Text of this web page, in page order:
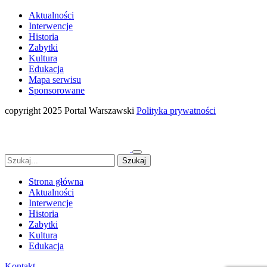
Aktualności
Interwencje
Historia
Zabytki
Kultura
Edukacja
Mapa serwisu
Sponsorowane
copyright 2025 Portal Warszawski Polityka prywatności
Strona główna
Aktualności
Interwencje
Historia
Zabytki
Kultura
Edukacja